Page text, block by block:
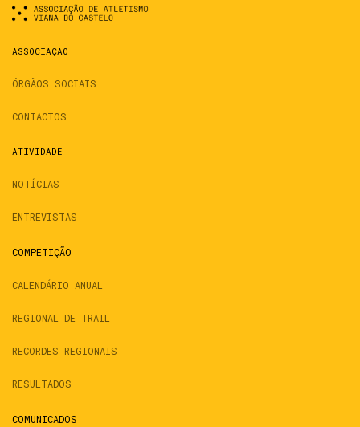
ASSOCIAÇÃO
ÓRGÃOS SOCIAIS
CONTACTOS
ATIVIDADE
NOTÍCIAS
ENTREVISTAS
COMPETIÇÃO
CALENDÁRIO ANUAL
REGIONAL DE TRAIL
RECORDES REGIONAIS
RESULTADOS
COMUNICADOS